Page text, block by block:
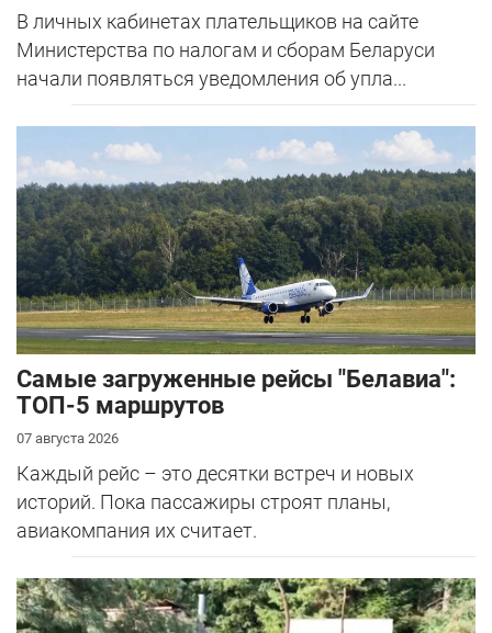
В личных кабинетах плательщиков на сайте
Министерства по налогам и сборам Беларуси
начали появляться уведомления об упла...
Самые загруженные рейсы "Белавиа":
ТОП-5 маршрутов
07 августа 2026
Каждый рейс – это десятки встреч и новых
историй. Пока пассажиры строят планы,
авиакомпания их считает.